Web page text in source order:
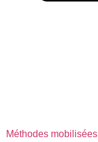
Méthodes mobilisées